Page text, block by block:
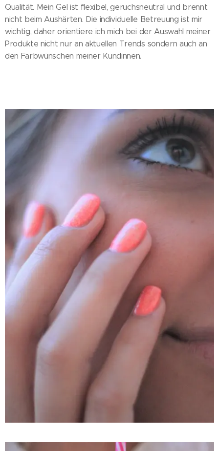
Qualität. Mein Gel ist flexibel, geruchsneutral und brennt
nicht beim Aushärten. Die individuelle Betreuung ist mir
wichtig, daher orientiere ich mich bei der Auswahl meiner
Produkte nicht nur an aktuellen Trends sondern auch an
den Farbwünschen meiner Kundinnen.